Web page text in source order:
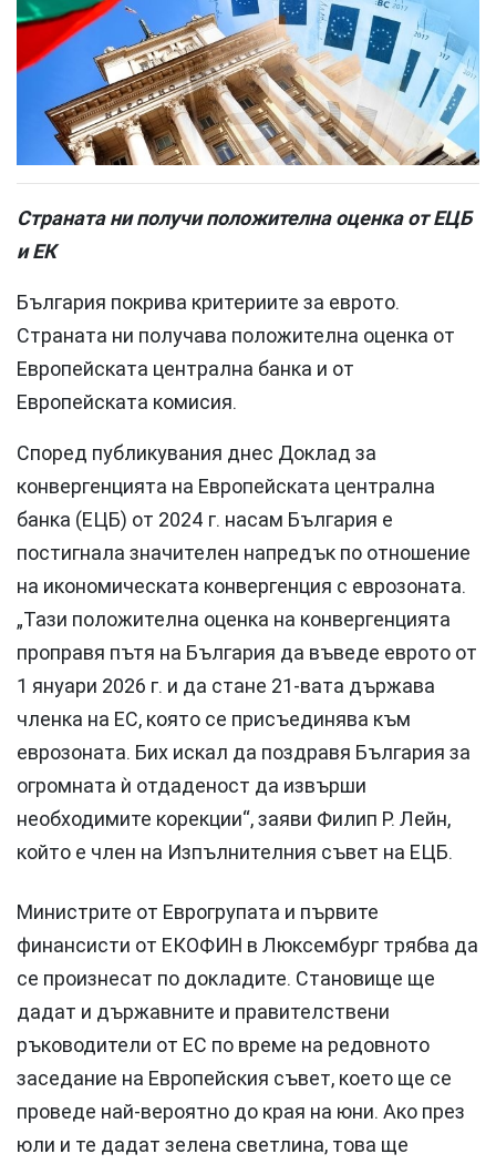
Страната ни получи положителна оценка от ЕЦБ
и ЕК
България покрива критериите за еврото.
Страната ни получава положителна оценка от
Европейската централна банка и от
Европейската комисия.
Според публикувания днес Доклад за
конвергенцията на Европейската централна
банка (ЕЦБ) от 2024 г. насам България е
постигнала значителен напредък по отношение
на икономическата конвергенция с еврозоната.
„Тази положителна оценка на конвергенцията
проправя пътя на България да въведе еврото от
1 януари 2026 г. и да стане 21-вата държава
членка на ЕС, която се присъединява към
еврозоната. Бих искал да поздравя България за
огромната ѝ отдаденост да извърши
необходимите корекции“, заяви Филип Р. Лейн,
който е член на Изпълнителния съвет на ЕЦБ.
Министрите от Еврогрупата и първите
финансисти от ЕКОФИН в Люксембург трябва да
се произнесат по докладите. Становище ще
дадат и държавните и правителствени
ръководители от ЕС по време на редовното
заседание на Европейския съвет, което ще се
проведе най-вероятно до края на юни. Ако през
юли и те дадат зелена светлина, това ще